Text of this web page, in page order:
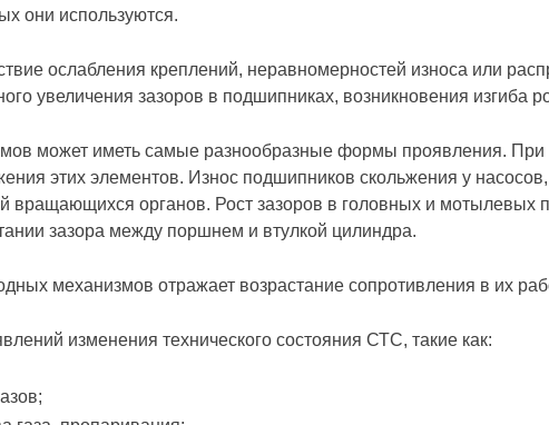
они используются.
ослабления креплений, неравномерностей износа или
увеличения зазоров в подшипниках, возникновения изгиба
может иметь самые разнообразные формы проявления. При
этих элементов. Износ подшипников скольжения у
вращающихся органов. Рост зазоров в головных и
зазора между поршнем и втулкой цилиндра.
механизмов отражает возрастание сопротивления в их
изменения технического состояния СТС, такие как: